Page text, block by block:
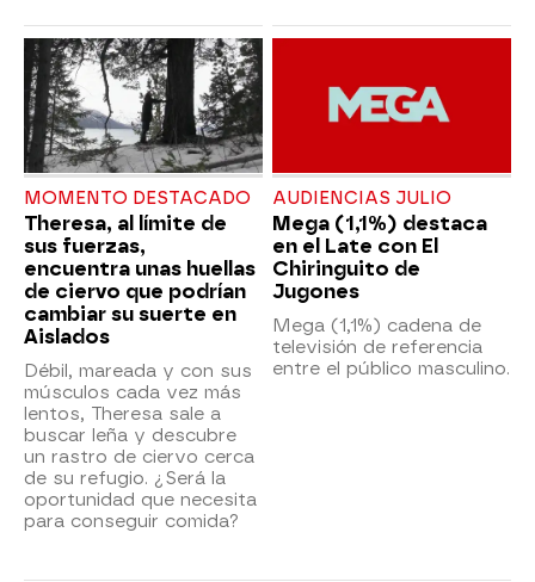
MOMENTO DESTACADO
Theresa, al límite de
sus fuerzas,
encuentra unas huellas
de ciervo que podrían
cambiar su suerte en
Aislados
Débil, mareada y con sus
músculos cada vez más
lentos, Theresa sale a
buscar leña y descubre
un rastro de ciervo cerca
de su refugio. ¿Será la
oportunidad que necesita
para conseguir comida?
AUDIENCIAS JULIO
Mega (1,1%) destaca
en el Late con El
Chiringuito de
Jugones
Mega (1,1%) cadena de
televisión de referencia
entre el público masculino.